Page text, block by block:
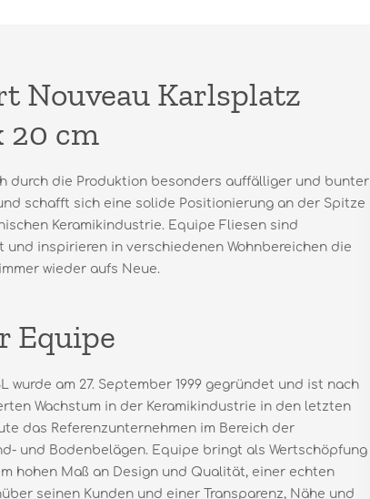
Nouveau Karlsplatz
20 cm
durch die Produktion besonders auffälliger und bunter
schafft sich eine solide Positionierung an der Spitze
Keramikindustrie. Equipe Fliesen sind
inspirieren in verschiedenen Wohnbereichen die
wieder aufs Neue.
Equipe
wurde am 27. September 1999 gegründet und ist nach
Wachstum in der Keramikindustrie in den letzten
das Referenzunternehmen im Bereich der
und Bodenbelägen. Equipe bringt als Wertschöpfung
hohen Maß an Design und Qualität, einer echten
seinen Kunden und einer Transparenz, Nähe und